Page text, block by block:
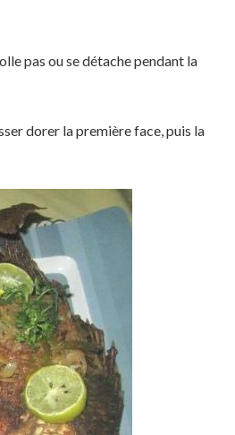
pas ou se détache pendant la
dorer la première face, puis la